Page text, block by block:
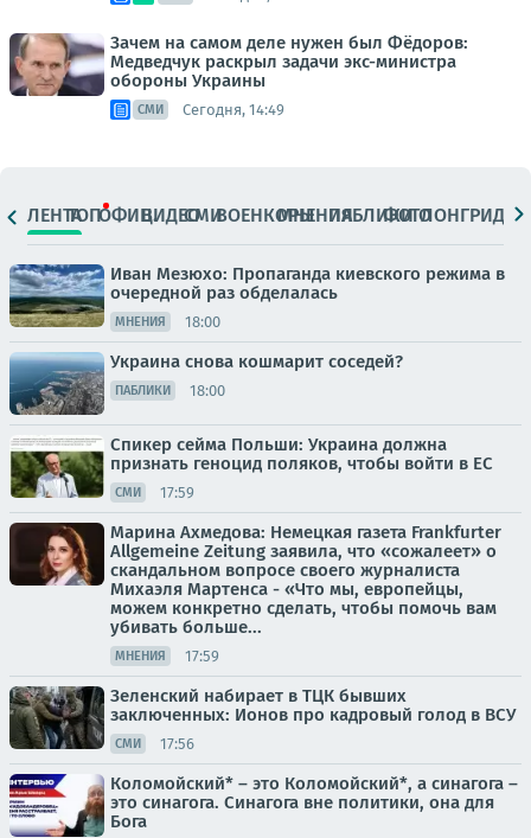
Зачем на самом деле нужен был Фёдоров:
Медведчук раскрыл задачи экс-министра
обороны Украины
СМИ Сегодня, 14:49
ЛЕНТАТОПОФИЦ.ВИДЕОСМИВОЕНКОРЫМНЕНИЯПАБЛИКИ
ФОТОЛОНГРИДЫ
Иван Мезюхо: Пропаганда киевского режима в
очередной раз обделалась
МНЕНИЯ 18:00
Украина снова кошмарит соседей?
ПАБЛИКИ 18:00
Спикер сейма Польши: Украина должна
признать геноцид поляков, чтобы войти в ЕС
СМИ 17:59
Марина Ахмедова: Немецкая газета Frankfurter
Allgemeine Zeitung заявила, что «сожалеет» о
скандальном вопросе своего журналиста
Михаэля Мартенса - «Что мы, европейцы,
можем конкретно сделать, чтобы помочь вам
убивать больше...
МНЕНИЯ 17:59
Зеленский набирает в ТЦК бывших
заключенных: Ионов про кадровый голод в ВСУ
СМИ 17:56
Коломойский* – это Коломойский*, а синагога –
это синагога. Синагога вне политики, она для
Бога